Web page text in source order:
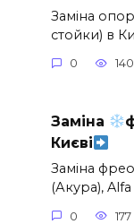
Заміна
стойки) в
0 140
Заміна
Києві
Заміна
(Акура), Alfa
0 177